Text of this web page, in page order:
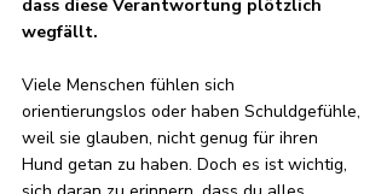
dass diese Verantwortung plötzlich
wegfällt.
Viele Menschen fühlen sich
orientierungslos oder haben Schuldgefühle,
weil sie glauben, nicht genug für ihren
Hund getan zu haben. Doch es ist wichtig,